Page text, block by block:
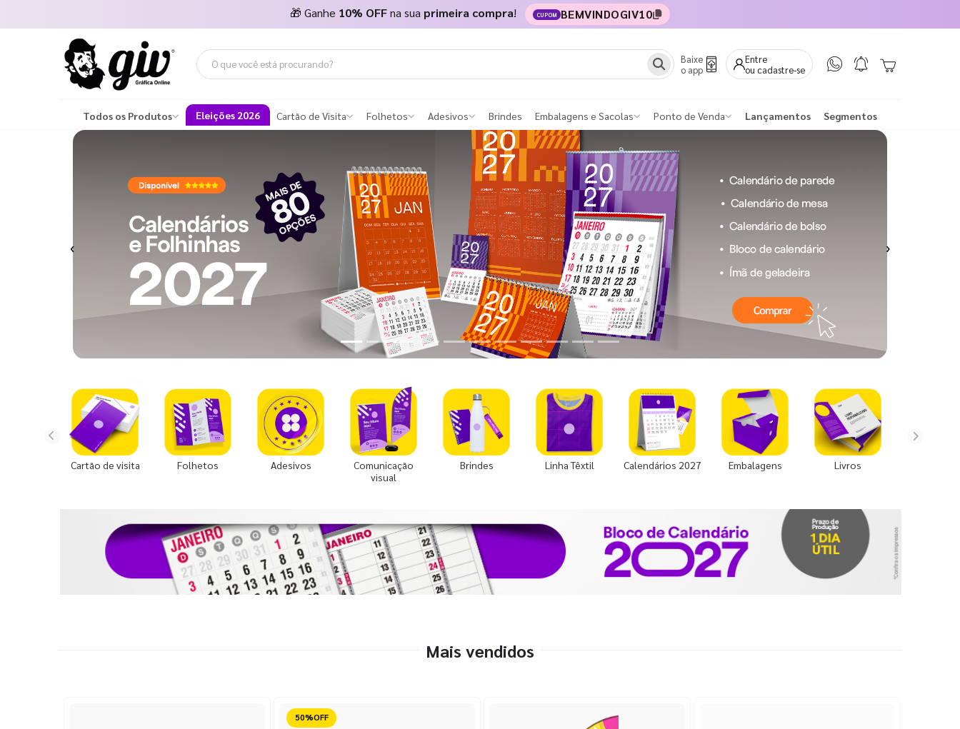
🎁 Ganhe 10% OFFna sua primeira compra! CUPOM BEMVINDOGIV10
Baixe
o app
Entre
ou cadastre-se
Todos os Produtos Eleições 2026 Cartão de Visita Folhetos Adesivos Brindes Embalagens e Sacolas Ponto de Venda Lançamentos Segmentos
Previous Next
Cartão de visita Folhetos Adesivos
Comunicação
visual
Brindes Linha Têxtil Calendários 2027 Embalagens Livros
Mais vendidos
Reduzido